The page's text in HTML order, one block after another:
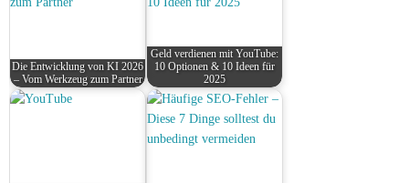
Die Entwicklung von KI 2026
– Vom Werkzeug zum Partner
Geld verdienen mit YouTube:
10 Optionen & 10 Ideen für
2025